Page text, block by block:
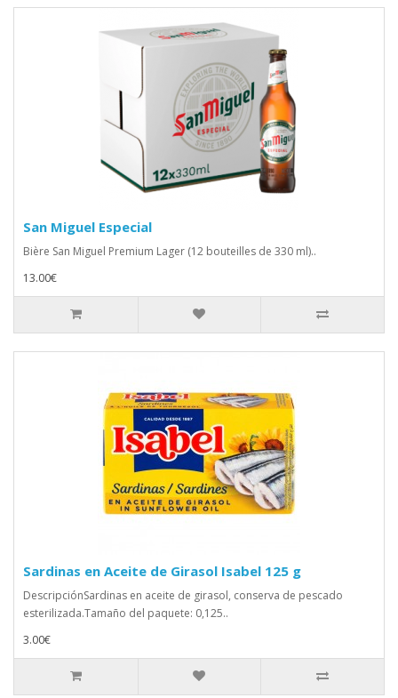
San Miguel Especial
Bière San Miguel Premium Lager (12 bouteilles de 330 ml)..
13.00€
Sardinas en Aceite de Girasol Isabel 125 g
DescripciónSardinas en aceite de girasol, conserva de pescado
esterilizada.Tamaño del paquete: 0,125..
3.00€